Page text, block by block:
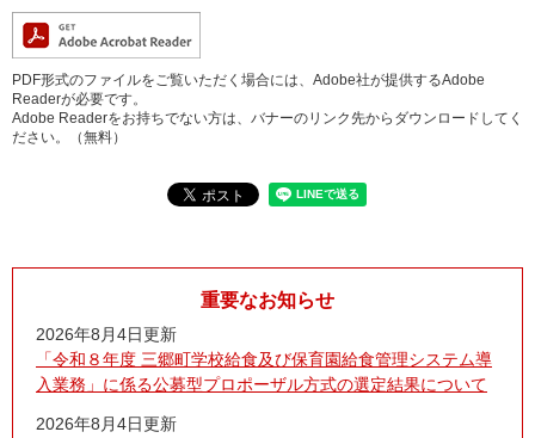
PDF形式のファイルをご覧いただく場合には、Adobe社が提供するAdobe
Readerが必要です。
Adobe Readerをお持ちでない方は、バナーのリンク先からダウンロードしてく
ださい。（無料）
重要なお知らせ
2026年8月4日更新
「令和８年度 三郷町学校給食及び保育園給食管理システム導
入業務」に係る公募型プロポーザル方式の選定結果について
2026年8月4日更新